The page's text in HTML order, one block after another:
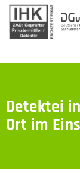
Detektei
Ort im